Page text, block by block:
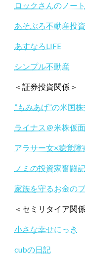
ロックさんのノート
あそぶろ不動産投資
あすなろLIFE
シンプル不動産
＜証券投資関係＞
”もみあげ”の米国
ライナス＠米株仮
アラサー女×聴覚
ノミの投資家奮闘記
家族を守るお金の
＜セミリタイア関
小さな幸せにっき
cubの日記